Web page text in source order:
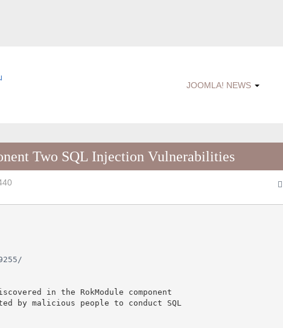
JOOMLA! NEWS
Two SQL Injection Vulnerabilities
in the RokModule component
by malicious people to conduct SQL